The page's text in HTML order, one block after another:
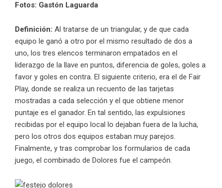
Fotos: Gastón Laguarda
Definición: Al tratarse de un triangular, y de que cada
equipo le ganó a otro por el mismo resultado de dos a
uno, los tres elencos terminaron empatados en el
liderazgo de la llave en puntos, diferencia de goles, goles a
favor y goles en contra. El siguiente criterio, era el de Fair
Play, donde se realiza un recuento de las tarjetas
mostradas a cada selección y el que obtiene menor
puntaje es el ganador. En tal sentido, las expulsiones
recibidas por el equipo local lo dejaban fuera de la lucha,
pero los otros dos equipos estaban muy parejos.
Finalmente, y tras comprobar los formularios de cada
juego, el combinado de Dolores fue el campeón.